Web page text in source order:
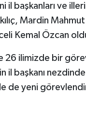
il başkanları ve
Mardin
Kemal Özcan
26 ilimizde bir
il başkanı
de yeni